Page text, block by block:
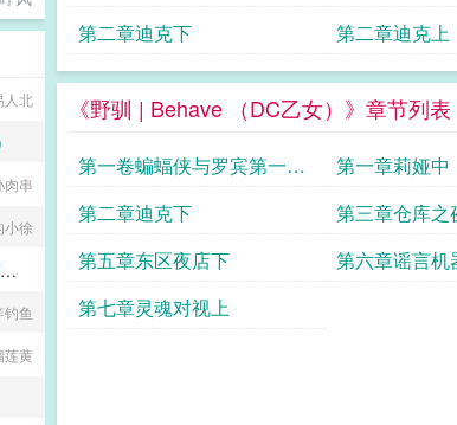
排雷的读者。dc角色
文涉及原著情节：迪克
夜情过。迪克有其他
女生、斯蒂芬妮交往过
直到进度追平，之后和
所有h情节都会用图片
知。我脾气很好，但
宾乙女，提姆乙女，
章东区夜店
第二章迪克下
第二章迪克上
《野驯 | Behave （DC乙女）》章节列表
第一卷蝙蝠侠与罗宾第一章
莉娅上
第一章莉娅中
第二章迪克下
第三章仓库之
第五章东区夜店下 第六章谣言机
第七章灵魂对视上
秧
。
人北
集团
肉串
小徐
新娘在婚礼上夹着前男友塞的跳蛋中途忍不住喷水了
十三
钓鱼
莲黄